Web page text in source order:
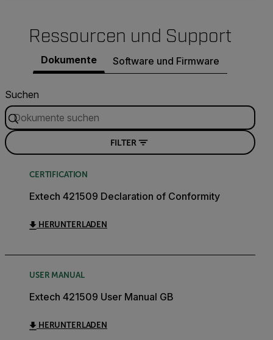
Ressourcen und Support
Dokumente Software und Firmware
Suchen
FILTER
CERTIFICATION
Extech 421509 Declaration of Conformity
HERUNTERLADEN
USER MANUAL
Extech 421509 User Manual GB
HERUNTERLADEN